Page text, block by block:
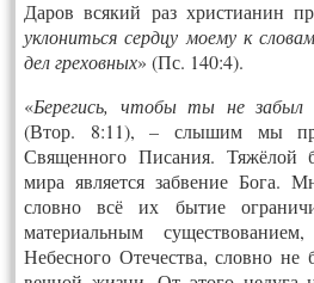
Даров всякий раз христианин
уклониться сердцу моему к
дел гре­хо­в­ных» (Пс. 140:4).
«Берегись, чтобы ты не забыл
(Втор. 8:11),– слышим мы
Священного Писания. Тяжёлой
мира является забвение Бога.
словно всё их бытие
материальным
Небесного Отечества, словно не